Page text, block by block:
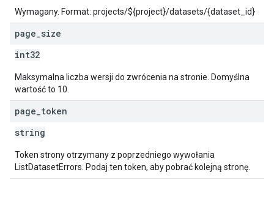
Wymagany. Format: projects/${project}/datasets/{dataset_id}
page size
int32
Maksymalna liczba wersji do zwrócenia na stronie. Domyślna
wartość to 10.
page token
string
Token strony otrzymany z poprzedniego wywołania
ListDatasetErrors. Podaj ten token, aby pobrać kolejną stronę.